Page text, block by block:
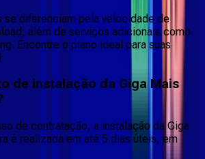
se diferenciam pela velocidade de
além de serviços adicionais como
Encontre o plano ideal para suas
de instalação da Giga Mais
de contratação, a instalação da Giga
é realizada em até 5 dias úteis, em